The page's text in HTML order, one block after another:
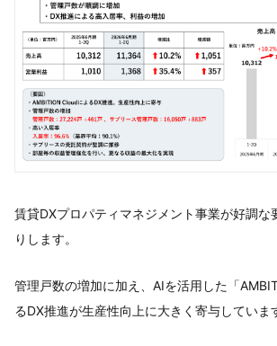
賃貸DXプロパティマネジメント事業が好調な
りします。
管理戸数の増加に加え、AIを活用した「
るDX推進が生産性向上に大きく寄与していま